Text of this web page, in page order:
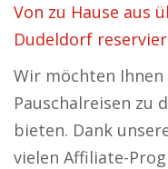
Von zu Hause aus
Dudeldorf
Wir möchten
Pauschalreisen zu
bieten. Dank
vielen Affiliate-